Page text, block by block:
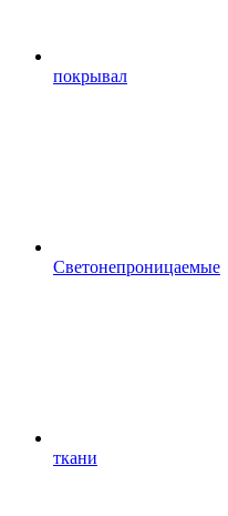
покрывал
Светонепроницаемые
ткани